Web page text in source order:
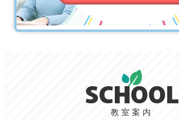
SCHOOL
教室案内